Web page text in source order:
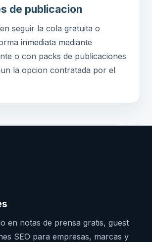
de publicacion
seguir la cola gratuita o
inmediata mediante
o con packs de publicaciones
la opcion contratada por el
en notas de prensa gratis, guest
SEO para empresas, marcas y